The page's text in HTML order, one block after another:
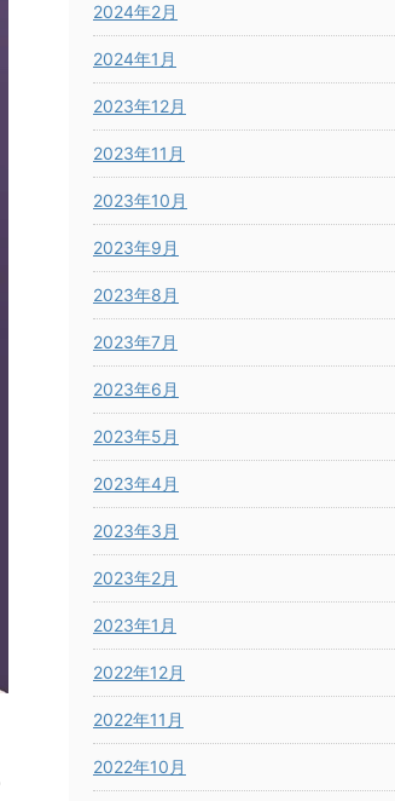
2024年2月
2024年1月
2023年12月
2023年11月
2023年10月
2023年9月
2023年8月
2023年7月
2023年6月
2023年5月
2023年4月
2023年3月
2023年2月
2023年1月
2022年12月
2022年11月
2022年10月